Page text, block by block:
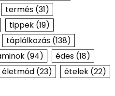
termés(31)
tippek(19)
táplálkozás(138)
(94) édes(18)
életmód(23) ételek(22)